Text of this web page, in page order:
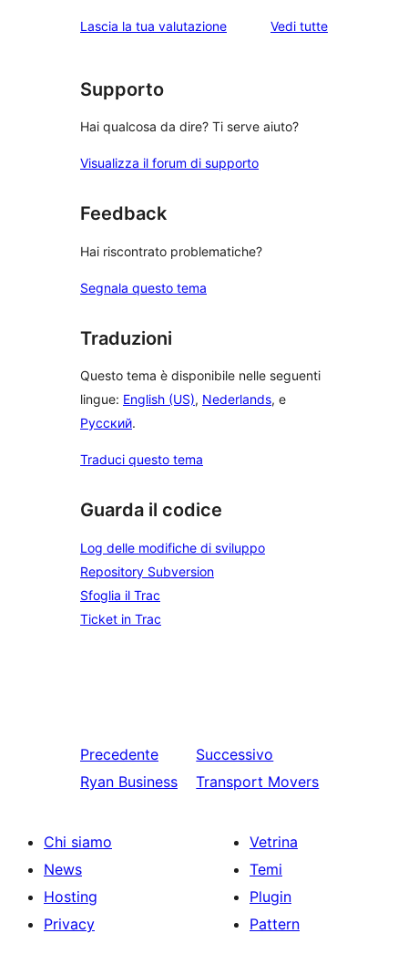
Lascia la tua valutazione Vedi tuttele
Supporto
Hai qualcosa da dire? Ti serve aiuto?
Visualizza il forum di supporto
Feedback
Hai riscontrato problematiche?
Segnala questo tema
Traduzioni
Questo tema è disponibile nelle seguenti
lingue: English (US), Nederlands, e
Русский.
Traduci questo tema
Guarda il codice
Log delle modifiche di sviluppo
Repository Subversion
Sfoglia il Trac
Ticket in Trac
Precedente
Ryan Business
Successivo
Transport Movers
Chi siamo
News
Hosting
Privacy
Vetrina
Temi
Plugin
Pattern